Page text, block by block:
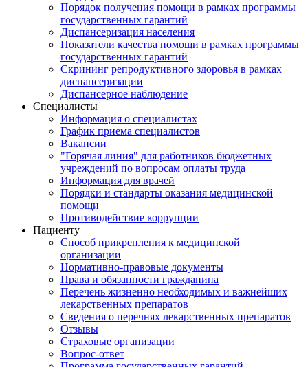
Порядок получения помощи в рамках программы
государственных гарантий
Диспансеризация населения
Показатели качества помощи в рамках программы
государственных гарантий
Скрининг репродуктивного здоровья в рамках
диспансеризации
Диспансерное наблюдение
Специалисты
Информация о специалистах
График приема специалистов
Вакансии
"Горячая линия" для работников бюджетных
учреждений по вопросам оплаты труда
Информация для врачей
Порядки и стандарты оказания медицинской
помощи
Противодействие коррупции
Пациенту
Способ прикрепления к медицинской
организации
Нормативно-правовые документы
Права и обязанности гражданина
Перечень жизненно необходимых и важнейших
лекарственных препаратов
Сведения о перечнях лекарственных препаратов
Отзывы
Страховые организации
Вопрос-ответ